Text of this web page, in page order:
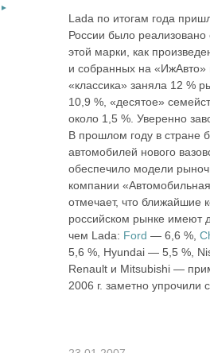
Lada по итогам года
России было
этой марки, как
и собранных на «ИжАвто»
«классика» заняла 12 %
10,9 %, «десятое»
около 1,5 %. Уверенно
В прошлом году в стране
автомобилей нового
обеспечило модели
компании
отмечает, что ближайшие
российском рынке имеют
чем Lada: Ford — 6,6 %,
5,6 %, Hyundai — 5,5 %,
Renault и Mitsubishi —
2006 г. заметно упрочили